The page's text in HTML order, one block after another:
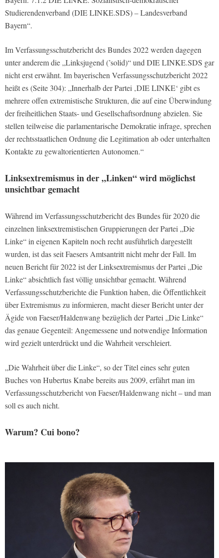
Studierendenverband (DIE LINKE.SDS) – Landesverband
Bayern“.
Im Verfassungsschutzbericht des Bundes 2022 werden dagegen
unter anderem die „Linksjugend (’solid)“ und DIE LINKE.SDS gar
nicht erst erwähnt. Im bayerischen Verfassungsschutzbericht 2022
heißt es (Seite 304): „Innerhalb der Partei ‚DIE LINKE‘ gibt es
mehrere offen extremistische Strukturen, die auf eine Überwindung
der freiheitlichen Staats- und Gesellschaftsordnung abzielen. Sie
stellen teilweise die parlamentarische Demokratie infrage, sprechen
der rechtsstaatlichen Ordnung die Legitimation ab oder unterhalten
Kontakte zu gewaltorientierten Autonomen.“
Linksextremismus in der „Linken“ wird möglichst
unsichtbar gemacht
Während im Verfassungsschutzbericht des Bundes für 2020 die
einzelnen linksextremistischen Gruppierungen der Partei „Die
Linke“ in eigenen Kapiteln noch recht ausführlich dargestellt
wurden, ist das seit Faesers Amtsantritt nicht mehr der Fall. Im
neuen Bericht für 2022 ist der Linksextremismus der Partei „Die
Linke“ absichtlich fast völlig unsichtbar gemacht. Während
Verfassungsschutzberichte die Funktion haben, die Öffentlichkeit
über Extremismus zu informieren, macht dieser Bericht unter der
Ägide von Faeser/Haldenwang bezüglich der Partei „Die Linke“
das genaue Gegenteil: Angemessene und notwendige Information
wird gezielt unterdrückt und die Wahrheit verschleiert.
„Die Wahrheit über die Linke“, so der Titel eines sehr guten
Buches von Hubertus Knabe bereits aus 2009, erfährt man im
Verfassungsschutzbericht von Faeser/Haldenwang nicht – und man
soll es auch nicht.
Warum? Cui bono?